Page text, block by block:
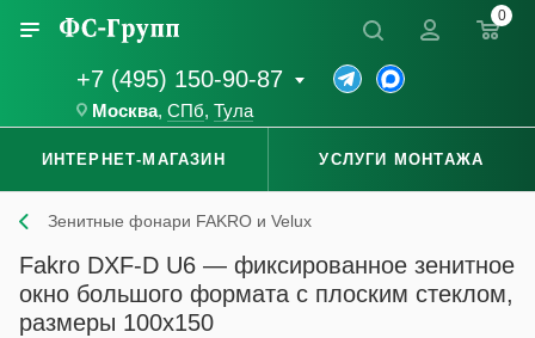
+7 (495) 150-90-87
Москва, СПб, Тула
0
ИНТЕРНЕТ-МАГАЗИН УСЛУГИ МОНТАЖА
Зенитные фонари FAKRO и Velux
Fakro DXF-D U6 — фиксированное зенитное
окно большого формата с плоским стеклом,
размеры 100x150